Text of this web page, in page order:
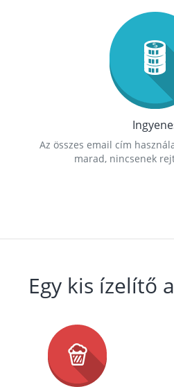
Az összes email cím
marad, nincsenek
Egy kis ízelítő